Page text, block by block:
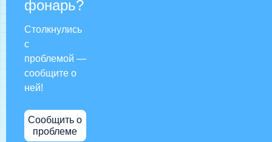
фонарь?
Столкнулись
с
проблемой —
сообщите о
ней!
Сообщить о
проблеме